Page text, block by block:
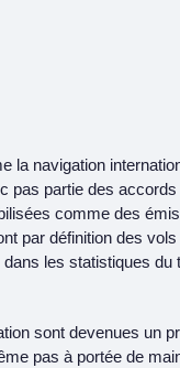
la navigation
partie des
comme des
par définition des
les statistiques
sont devenues un
pas à portée de